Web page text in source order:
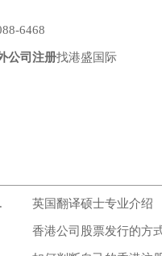
6468
公司注册找港盛国际
英国翻译硕士专业介绍
香港公司股票发行的方